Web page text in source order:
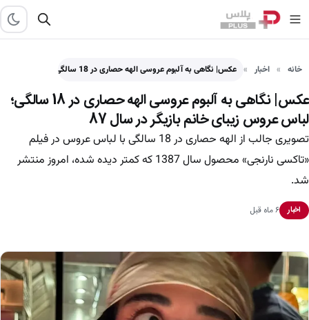
خانه اخبار عکس| نگاهی به آلبوم عروسی الهه حصاری در 18 سالگی؛…
عکس| نگاهی به آلبوم عروسی الهه حصاری در 18 سالگی؛
لباس عروس زیبای خانم بازیگر در سال 87
تصویری جالب از الهه حصاری در 18 سالگی با لباس عروس در فیلم
«تاکسی نارنجی» محصول سال 1387 که کمتر دیده شده، امروز منتشر
شد.
اخبار ۶ ماه قبل